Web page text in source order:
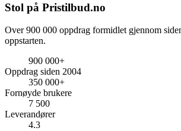
Stol på Pristilbud.no
Over 900 000 oppdrag formidlet gjennom
oppstarten.
900 000+
Oppdrag siden 2004
350 000+
Fornøyde brukere
7 500
Leverandører
4.3